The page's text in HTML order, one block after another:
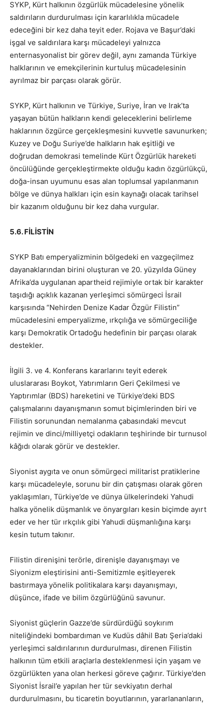
SYKP, Kürt halkının özgürlük mücadelesine yönelik
saldırıların durdurulması için kararlılıkla mücadele
edeceğini bir kez daha teyit eder. Rojava ve Başur’daki
işgal ve saldırılara karşı mücadeleyi yalnızca
enternasyonalist bir görev değil, aynı zamanda Türkiye
halklarının ve emekçilerinin kurtuluş mücadelesinin
ayrılmaz bir parçası olarak görür.
SYKP, Kürt halkının ve Türkiye, Suriye, İran ve Irak’ta
yaşayan bütün halkların kendi geleceklerini belirleme
haklarının özgürce gerçekleşmesini kuvvetle savunurken;
Kuzey ve Doğu Suriye’de halkların hak eşitliği ve
doğrudan demokrasi temelinde Kürt Özgürlük hareketi
öncülüğünde gerçekleştirmekte olduğu kadın özgürlükçü,
doğa-insan uyumunu esas alan toplumsal yapılanmanın
bölge ve dünya halkları için esin kaynağı olacak tarihsel
bir kazanım olduğunu bir kez daha vurgular.
5.6. FİLİSTİN
SYKP Batı emperyalizminin bölgedeki en vazgeçilmez
dayanaklarından birini oluşturan ve 20. yüzyılda Güney
Afrika’da uygulanan apartheid rejimiyle ortak bir karakter
taşıdığı açıklık kazanan yerleşimci sömürgeci İsrail
karşısında “Nehirden Denize Kadar Özgür Filistin”
mücadelesini emperyalizme, ırkçılığa ve sömürgeciliğe
karşı Demokratik Ortadoğu hedefinin bir parçası olarak
destekler.
İlgili 3. ve 4. Konferans kararlarını teyit ederek
uluslararası Boykot, Yatırımların Geri Çekilmesi ve
Yaptırımlar (BDS) hareketini ve Türkiye’deki BDS
çalışmalarını dayanışmanın somut biçimlerinden biri ve
Filistin sorunundan nemalanma çabasındaki mevcut
rejimin ve dinci/milliyetçi odakların teşhirinde bir turnusol
kâğıdı olarak görür ve destekler.
Siyonist aygıta ve onun sömürgeci militarist pratiklerine
karşı mücadeleyle, sorunu bir din çatışması olarak gören
yaklaşımları, Türkiye’de ve dünya ülkelerindeki Yahudi
halka yönelik düşmanlık ve önyargıları kesin biçimde ayırt
eder ve her tür ırkçılık gibi Yahudi düşmanlığına karşı
kesin tutum takınır.
Filistin direnişini terörle, direnişle dayanışmayı ve
Siyonizm eleştirisini anti-Semitizmle eşitleyerek
bastırmaya yönelik politikalara karşı dayanışmayı,
düşünce, ifade ve bilim özgürlüğünü savunur.
Siyonist güçlerin Gazze’de sürdürdüğü soykırım
niteliğindeki bombardıman ve Kudüs dâhil Batı Şeria’daki
yerleşimci saldırılarının durdurulması, direnen Filistin
halkının tüm etkili araçlarla desteklenmesi için yaşam ve
özgürlükten yana olan herkesi göreve çağırır. Türkiye’den
Siyonist İsrail’e yapılan her tür sevkiyatın derhal
durdurulmasını, bu ticaretin boyutlarının, yararlananların,